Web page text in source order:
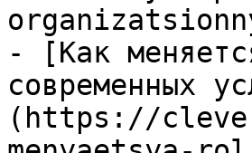
- [Как
современных
(https://